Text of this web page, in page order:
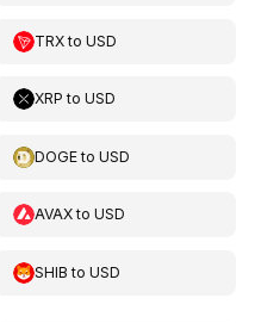
TRXtoUSD
XRP toUSD
DOGEtoUSD
AVAXtoUSD
SHIB toUSD